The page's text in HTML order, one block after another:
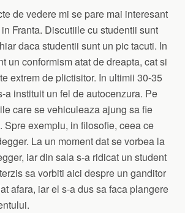
de vedere mi se pare mai interesant
Franta. Discutiile cu studentii sunt
daca studentii sunt un pic tacuti. In
un conformism atat de dreapta, cat si
extrem de plictisitor. In ultimii 30-35
a instituit un fel de autocenzura. Pe
care se vehiculeaza ajung sa fie
Spre exemplu, in filosofie, ceea ce
La un moment dat se vorbea la
iar din sala s-a ridicat un student
sa vorbiti aici despre un ganditor
afara, iar el s-a dus sa faca plangere